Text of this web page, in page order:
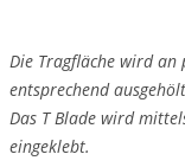
Die Tragfläche wird an
entsprechend
Das T Blade wird
eingeklebt.